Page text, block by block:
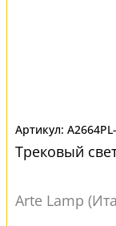
Трековый
Arte Lamp